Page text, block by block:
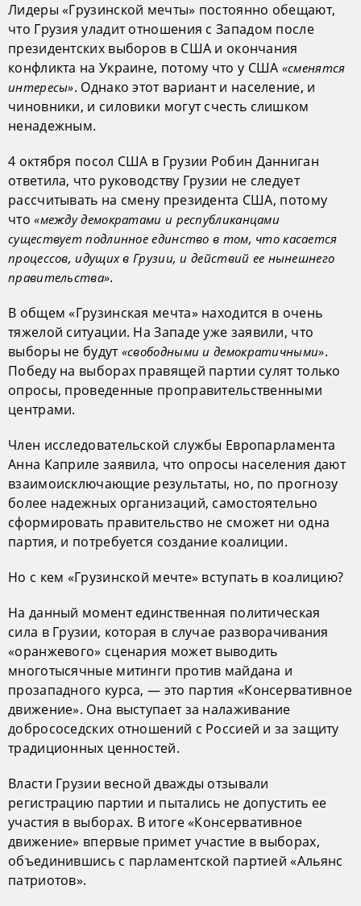
Лидеры «Грузинской мечты» постоянно обещают,
что Грузия уладит отношения с Западом после
президентских выборов в США и окончания
конфликта на Украине, потому что у США «сменятся
интересы». Однако этот вариант и население, и
чиновники, и силовики могут счесть слишком
ненадежным.
4 октября посол США в Грузии Робин Данниган
ответила, что руководству Грузии не следует
рассчитывать на смену президента США, потому
что«между демократами и республиканцами
существует подлинное единство в том, что касается
процессов, идущих в Грузии, и действий ее нынешнего
правительства».
В общем «Грузинская мечта» находится в очень
тяжелой ситуации. На Западе уже заявили, что
выборы не будут «свободными и демократичными».
Победу на выборах правящей партии сулят только
опросы, проведенные проправительственными
центрами.
Член исследовательской службы Европарламента
Анна Каприле заявила, что опросы населения дают
взаимоисключающие результаты, но, по прогнозу
более надежных организаций, самостоятельно
сформировать правительство не сможет ни одна
партия, и потребуется создание коалиции.
Но с кем «Грузинской мечте» вступать в коалицию?
На данный момент единственная политическая
сила в Грузии, которая в случае разворачивания
«оранжевого» сценария может выводить
многотысячные митинги против майдана и
прозападного курса, — это партия «Консервативное
движение». Она выступает за налаживание
добрососедских отношений с Россией и за защиту
традиционных ценностей.
Власти Грузии весной дважды отзывали
регистрацию партии и пытались не допустить ее
участия в выборах. В итоге «Консервативное
движение» впервые примет участие в выборах,
объединившись с парламентской партией «Альянс
патриотов».